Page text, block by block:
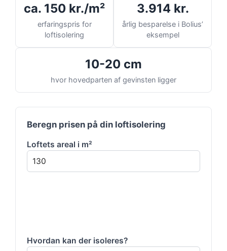
ca. 150 kr./m²
erfaringspris for
loftisolering
3.914 kr.
årlig besparelse i Bolius’
eksempel
10-20 cm
hvor hovedparten af gevinsten ligger
Beregn prisen på din loftisolering
Loftets areal i m²
Hvordan kan der isoleres?